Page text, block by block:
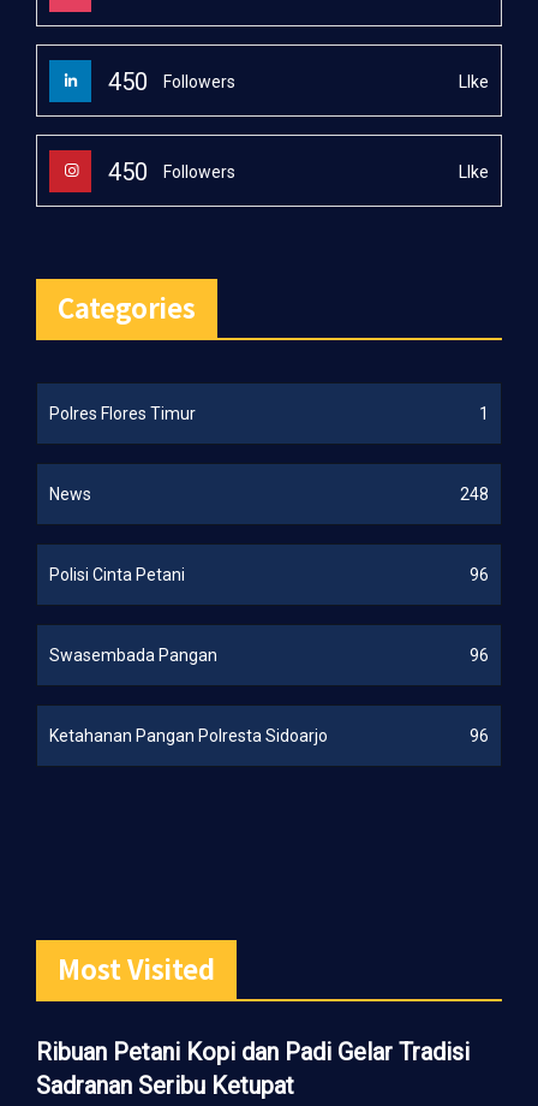
450 Followers LIke
450 Followers LIke
Categories
Polres Flores Timur 1
News 248
Polisi Cinta Petani 96
Swasembada Pangan 96
Ketahanan Pangan Polresta Sidoarjo 96
Most Visited
Ribuan Petani Kopi dan Padi Gelar Tradisi
Sadranan Seribu Ketupat